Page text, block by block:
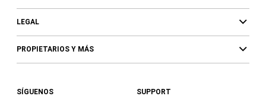
LEGAL
PROPIETARIOS Y MÁS
SÍGUENOS SUPPORT